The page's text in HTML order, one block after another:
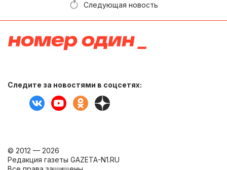
Следующая новость
Следите за новостями в соцсетях:
© 2012 — 2026
Редакция газеты GAZETA-N1.RU